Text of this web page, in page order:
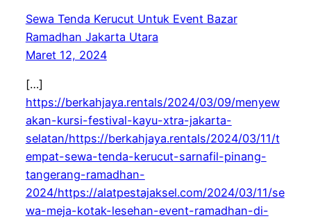
Sewa Tenda Kerucut Untuk Event Bazar
Ramadhan Jakarta Utara
Maret 12, 2024
[…]
https://berkahjaya.rentals/2024/03/09/menyew
akan-kursi-festival-kayu-xtra-jakarta-
selatan/https://berkahjaya.rentals/2024/03/11/t
empat-sewa-tenda-kerucut-sarnafil-pinang-
tangerang-ramadhan-
2024/https://alatpestajaksel.com/2024/03/11/se
wa-meja-kotak-lesehan-event-ramadhan-di-